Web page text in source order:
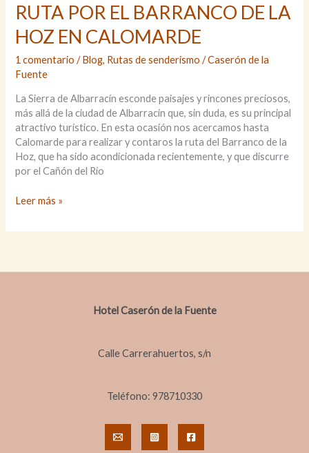
la
de
Albarracín.
RUTA POR EL BARRANCO DE LA
HOZ EN CALOMARDE
1 comentario /Blog, Rutas de senderismo /Caserón de la
Fuente
La Sierra de Albarracín esconde paisajes y rincones preciosos,
más allá de la ciudad de Albarracín que, sin duda, es su principal
atractivo turístico. En esta ocasión nos acercamos hasta
Calomarde para realizar y contaros la ruta del Barranco de la
Hoz, que ha sido acondicionada recientemente, y que discurre
por el Cañón del Río
RUTA
EL
LA
Leer más »
Hotel Caserón de la Fuente
Calle Carrerahuertos, s/n
Teléfono: 978710330